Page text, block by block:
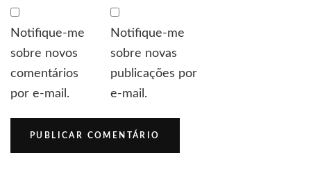
Notifique-me
sobre novos
comentários
por e-mail.
Notifique-me
sobre novas
publicações por
e-mail.